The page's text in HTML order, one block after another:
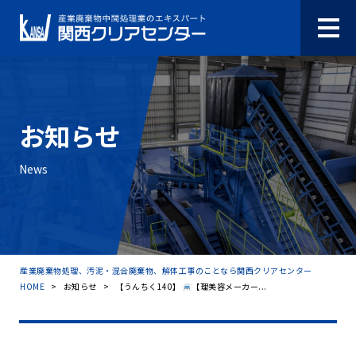
お知らせ
News
産業廃棄物処理、汚泥・混合廃棄物、解体工事のことなら関西クリアセンター
HOME > お知らせ > 【うんちく140】 【理美容メーカー...